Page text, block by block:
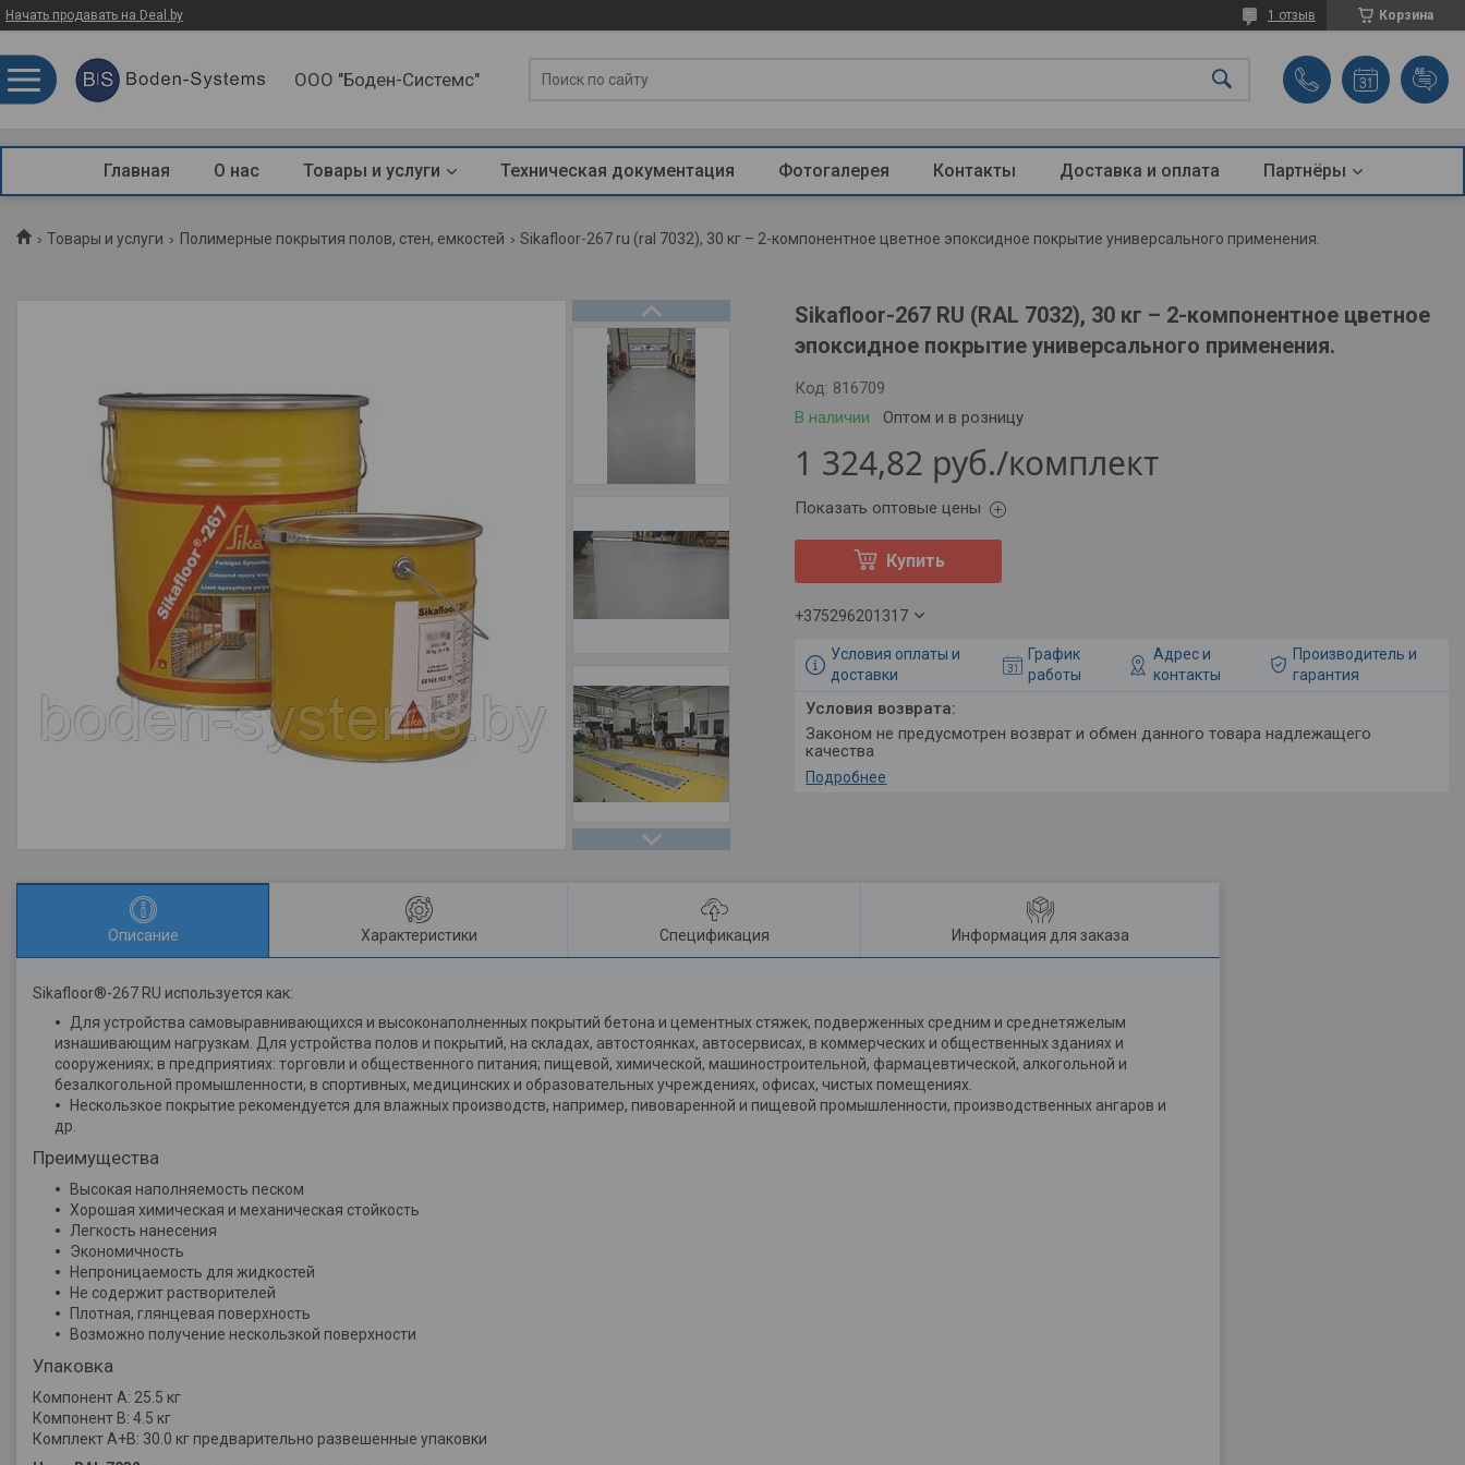
Начать продавать на Deal.by Корзина
1 отзыв
ООО "Боден-Системс"
Главная О нас Товары и услуги Техническая документация Фотогалерея Контакты Доставка и оплата Партнёры
Товары и услуги Полимерные покрытия полов, стен, емкостей Sikafloor-267 ru (ral 7032), 30 кг – 2-компонентное цветное эпоксидное покрытие универсального применения.
Sikafloor-267 RU (RAL 7032), 30 кг – 2-компонентное цветное
эпоксидное покрытие универсального применения.
В наличии Оптом и в розницу
Код: 816709
1 324,82 руб./комплект
Показать оптовые цены
Купить
+375296201317
Условия оплаты и
доставки
График
работы
Адрес и
контакты
Производитель и
гарантия
Законом не предусмотрен возврат и обмен данного товара надлежащего
качества
Подробнее
Описание Характеристики Спецификация Информация для заказа
Sikafloor®-267 RU используется как:
Для устройства самовыравнивающихся и высоконаполненных покрытий бетона и цементных стяжек, подверженных средним и среднетяжелым
изнашивающим нагрузкам. Для устройства полов и покрытий, на складах, автостоянках, автосервисах, в коммерческих и общественных зданиях и
сооружениях; в предприятиях: торговли и общественного питания; пищевой, химической, машиностроительной, фармацевтической, алкогольной и
безалкогольной промышленности, в спортивных, медицинских и образовательных учреждениях, офисах, чистых помещениях.
Нескользкое покрытие рекомендуется для влажных производств, например, пивоваренной и пищевой промышленности, производственных ангаров и
др.
Преимущества
Высокая наполняемость песком
Хорошая химическая и механическая стойкость
Легкость нанесения
Экономичность
Непроницаемость для жидкостей
Не содержит растворителей
Плотная, глянцевая поверхность
Возможно получение нескользкой поверхности
Упаковка
Компонент A: 25.5 кг
Компонент B: 4.5 кг
Комплект A+B: 30.0 кг предварительно развешенные упаковки